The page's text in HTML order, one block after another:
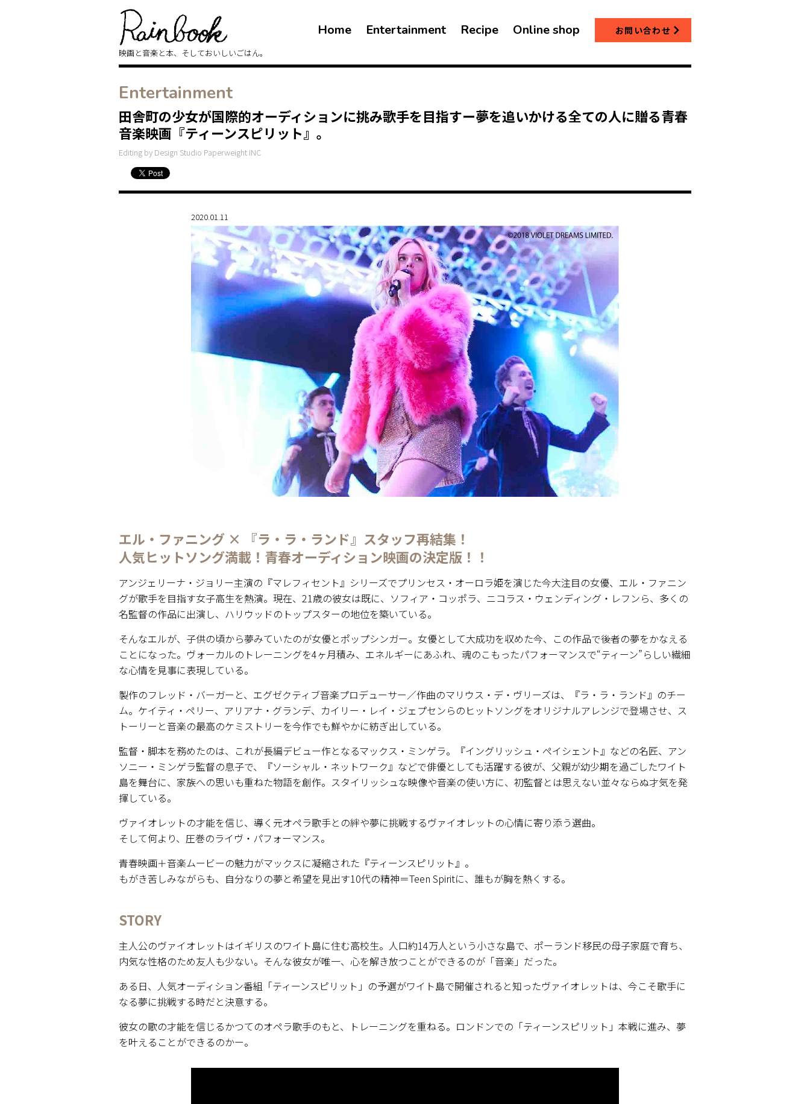
映画と音楽と本、そしておいしいごはん。
Home Entertainment Recipe Online shop お問い合わせ
Entertainment
田舎町の少女が国際的オーディションに挑み歌手を目指すー夢を追いかける全ての人に贈る青春
音楽映画『ティーンスピリット』。
Editing by Design Studio Paperweight INC
2020.01.11
エル・ファニング × 『ラ・ラ・ランド』スタッフ再結集！
人気ヒットソング満載！青春オーディション映画の決定版！！
アンジェリーナ・ジョリー主演の『マレフィセント』シリーズでプリンセス・オーロラ姫を演じた今大注目の女優、エル・ファニン
グが歌手を目指す女子高生を熱演。現在、21歳の彼女は既に、ソフィア・コッポラ、ニコラス・ウェンディング・レフンら、多くの
名監督の作品に出演し、ハリウッドのトップスターの地位を築いている。
そんなエルが、子供の頃から夢みていたのが女優とポップシンガー。女優として大成功を収めた今、この作品で後者の夢をかなえる
ことになった。ヴォーカルのトレーニングを4ヶ月積み、エネルギーにあふれ、魂のこもったパフォーマンスで“ティーン”らしい繊細
な心情を見事に表現している。
製作のフレッド・バーガーと、エグゼクティブ音楽プロデューサー／作曲のマリウス・デ・ヴリーズは、『ラ・ラ・ランド』のチー
ム。ケイティ・ペリー、アリアナ・グランデ、カイリー・レイ・ジェプセンらのヒットソングをオリジナルアレンジで登場させ、ス
トーリーと音楽の最高のケミストリーを今作でも鮮やかに紡ぎ出している。
監督・脚本を務めたのは、これが長編デビュー作となるマックス・ミンゲラ。『イングリッシュ・ペイシェント』などの名匠、アン
ソニー・ミンゲラ監督の息子で、『ソーシャル・ネットワーク』などで俳優としても活躍する彼が、父親が幼少期を過ごしたワイト
島を舞台に、家族への思いも重ねた物語を創作。スタイリッシュな映像や音楽の使い方に、初監督とは思えない並々ならぬ才気を発
揮している。
ヴァイオレットの才能を信じ、導く元オペラ歌手との絆や夢に挑戦するヴァイオレットの心情に寄り添う選曲。
そして何より、圧巻のライヴ・パフォーマンス。
青春映画＋音楽ムービーの魅力がマックスに凝縮された『ティーンスピリット』。
もがき苦しみながらも、自分なりの夢と希望を見出す10代の精神＝Teen Spiritに、誰もが胸を熱くする。
STORY
主人公のヴァイオレットはイギリスのワイト島に住む高校生。人口約14万人という小さな島で、ポーランド移民の母子家庭で育ち、
内気な性格のため友人も少ない。そんな彼女が唯一、心を解き放つことができるのが「音楽」だった。
ある日、人気オーディション番組「ティーンスピリット」の予選がワイト島で開催されると知ったヴァイオレットは、今こそ歌手に
なる夢に挑戦する時だと決意する。
彼女の歌の才能を信じるかつてのオペラ歌手のもと、トレーニングを重ねる。ロンドンでの「ティーンスピリット」本戦に進み、夢
を叶えることができるのかー。